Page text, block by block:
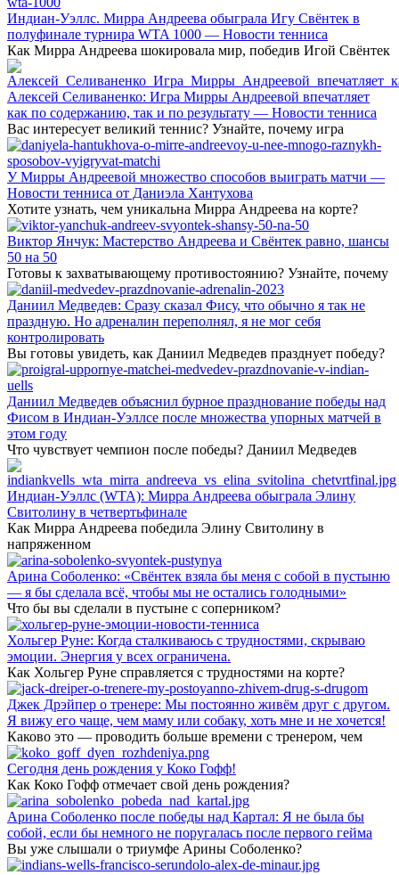
Индиан-Уэллс. Мирра Андреева обыграла Игу Свёнтек в
полуфинале турнира WTA 1000 — Новости тенниса
Как Мирра Андреева шокировала мир, победив Игой Свёнтек
Алексей Селиваненко: Игра Мирры Андреевой впечатляет
как по содержанию, так и по результату — Новости тенниса
Вас интересует великий теннис? Узнайте, почему игра
У Мирры Андреевой множество способов выиграть матчи —
Новости тенниса от Даниэла Хантухова
Хотите узнать, чем уникальна Мирра Андреева на корте?
Виктор Янчук: Мастерство Андреева и Свёнтек равно, шансы
50 на 50
Готовы к захватывающему противостоянию? Узнайте, почему
Даниил Медведев: Сразу сказал Фису, что обычно я так не
праздную. Но адреналин переполнял, я не мог себя
контролировать
Вы готовы увидеть, как Даниил Медведев празднует победу?
Даниил Медведев объяснил бурное празднование победы над
Фисом в Индиан-Уэллсе после множества упорных матчей в
этом году
Что чувствует чемпион после победы? Даниил Медведев
Индиан-Уэллс (WTA): Мирра Андреева обыграла Элину
Свитолину в четвертьфинале
Как Мирра Андреева победила Элину Свитолину в
напряженном
Арина Соболенко: «Свёнтек взяла бы меня с собой в пустыню
— я бы сделала всё, чтобы мы не остались голодными»
Что бы вы сделали в пустыне с соперником?
Хольгер Руне: Когда сталкиваюсь с трудностями, скрываю
эмоции. Энергия у всех ограничена.
Как Хольгер Руне справляется с трудностями на корте?
Джек Дрэйпер о тренере: Мы постоянно живём друг с другом.
Я вижу его чаще, чем маму или собаку, хоть мне и не хочется!
Каково это — проводить больше времени с тренером, чем
Сегодня день рождения у Коко Гофф!
Как Коко Гофф отмечает свой день рождения?
Арина Соболенко после победы над Картал: Я не была бы
собой, если бы немного не поругалась после первого гейма
Вы уже слышали о триумфе Арины Соболенко?